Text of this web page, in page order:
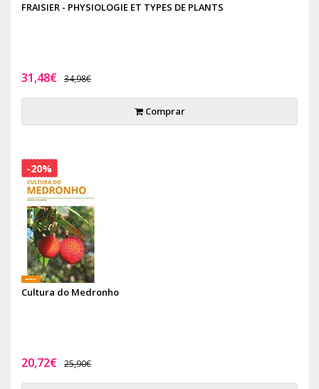
FRAISIER - PHYSIOLOGIE ET TYPES DE PLANTS
31,48€ 34,98€
Comprar
Cultura do Medronho
20,72€ 25,90€
-20%